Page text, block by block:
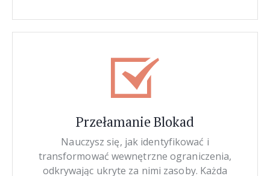
Przełamanie Blokad
Nauczysz się, jak identyfikować i
transformować wewnętrzne ograniczenia,
odkrywając ukryte za nimi zasoby. Każda